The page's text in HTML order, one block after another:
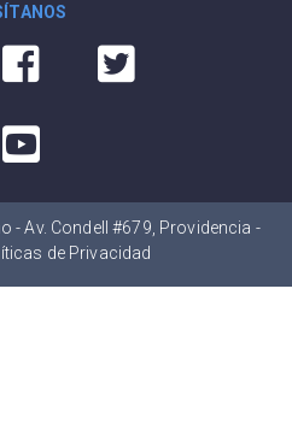
- Av. Condell #679, Providencia -
de Privacidad